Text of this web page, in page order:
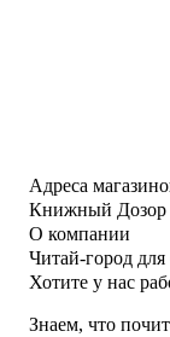
Адреса
Книжный Дозор
О компании
Читай-город для
Хотите у нас
Знаем, что